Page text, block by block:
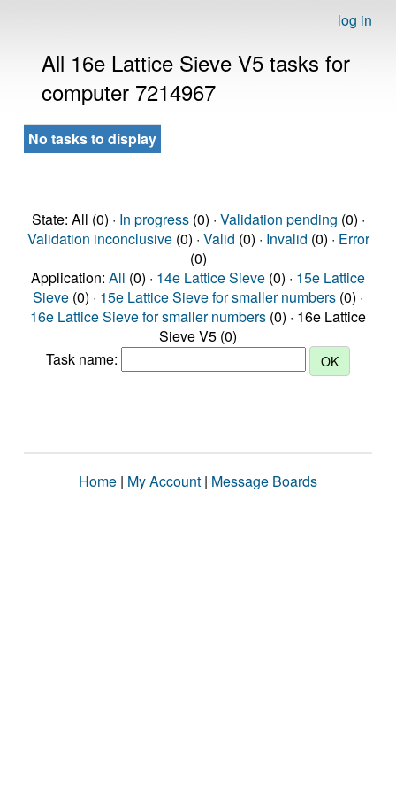
log in
All 16e Lattice Sieve V5 tasks for
computer 7214967
No tasks to display
State: All (0) · In progress(0) · Validation pending (0) ·
Validation inconclusive(0) · Valid (0) · Invalid (0) · Error
(0)
Application: All (0) · 14e Lattice Sieve (0) · 15e Lattice
Sieve (0) · 15e Lattice Sieve for smaller numbers (0) ·
16e Lattice Sieve for smaller numbers (0) · 16e Lattice
Sieve V5 (0)
Task name:
Home | My Account | Message Boards